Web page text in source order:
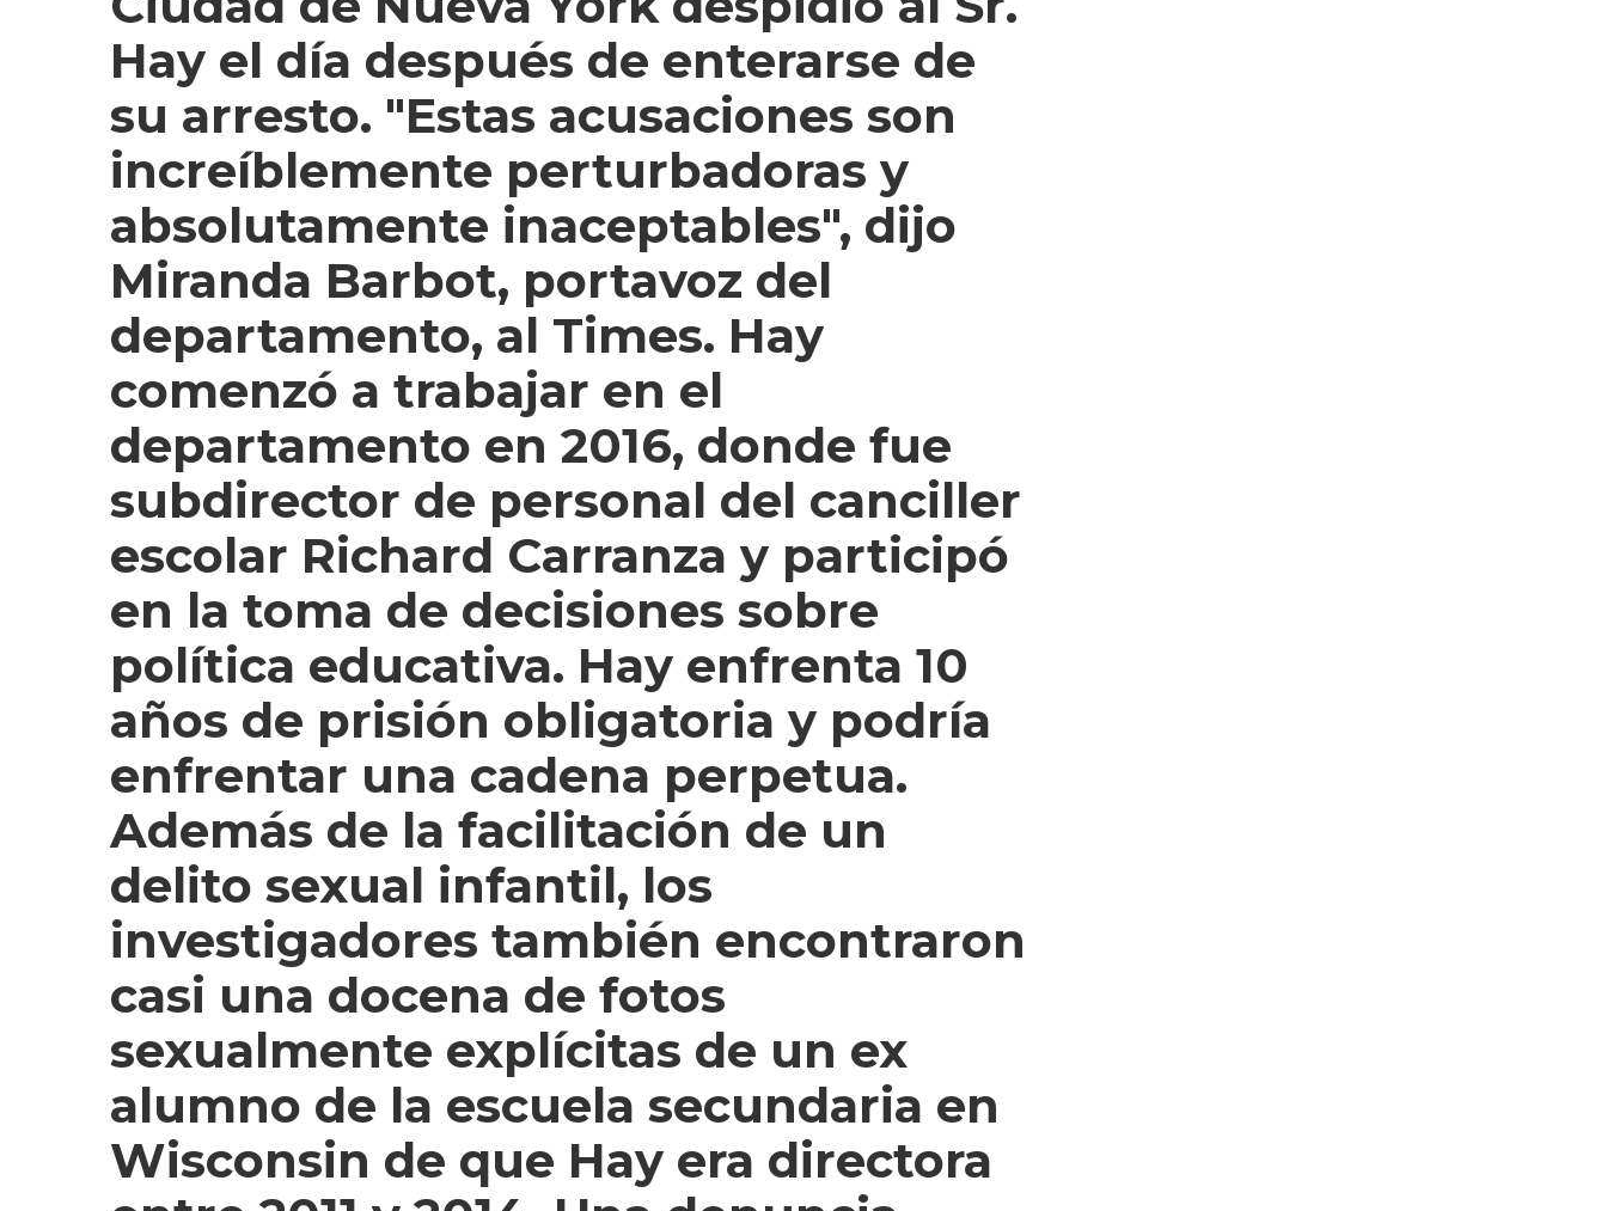
Hay el día después de enterarse de
su arresto. "Estas acusaciones son
increíblemente perturbadoras y
absolutamente inaceptables", dijo
Miranda Barbot, portavoz del
departamento, al Times. Hay
comenzó a trabajar en el
departamento en 2016, donde fue
subdirector de personal del canciller
escolar Richard Carranza y participó
en la toma de decisiones sobre
política educativa. Hay enfrenta 10
años de prisión obligatoria y podría
enfrentar una cadena perpetua.
Además de la facilitación de un
delito sexual infantil, los
investigadores también encontraron
casi una docena de fotos
sexualmente explícitas de un ex
alumno de la escuela secundaria en
Wisconsin de que Hay era directora